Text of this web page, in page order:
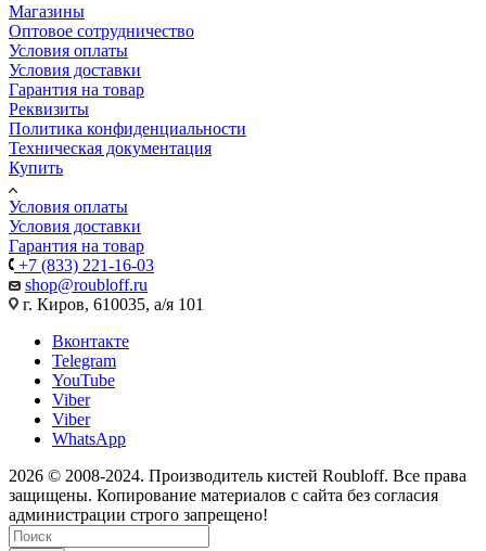
Магазины
Оптовое сотрудничество
Условия оплаты
Условия доставки
Гарантия на товар
Реквизиты
Политика конфиденциальности
Техническая документация
Купить
Условия оплаты
Условия доставки
Гарантия на товар
+7 (833) 221-16-03
shop@roubloff.ru
г. Киров, 610035, а/я 101
Вконтакте
Telegram
YouTube
Viber
Viber
WhatsApp
2026 © 2008-2024. Производитель кистей Roubloff. Все права
защищены. Копирование материалов с сайта без согласия
администрации строго запрещено!